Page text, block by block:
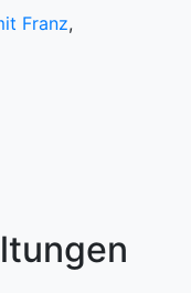
Franz,